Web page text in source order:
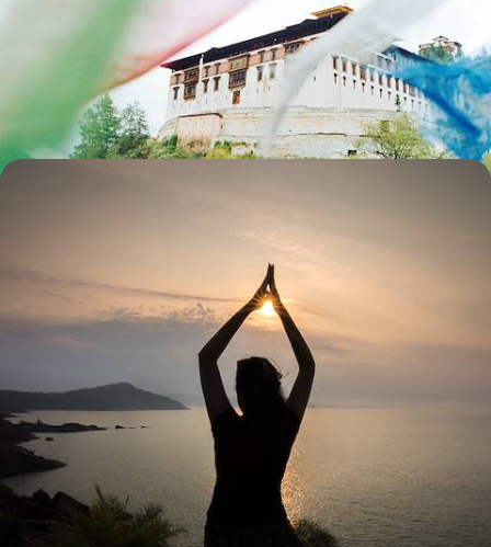
Du printemps à l'automne, se joindre aux Bhoutanais vêtus de leurs
plus beaux atours et participer, dans les vallées, aux grands festivals du
10 jours, de 5900 à 7800 €
d'exception et sagesse ayurveda
Au sein du mythique Ananda in the Himalayas, opter pour une cure
bien-être et reconnecter corps et esprit à leur rythme naturel
11 jours, de 7500 à 8600 €
1
Le Guide Himalaya
Conseils pratiques, témoignages et inspirations pour bien préparer son